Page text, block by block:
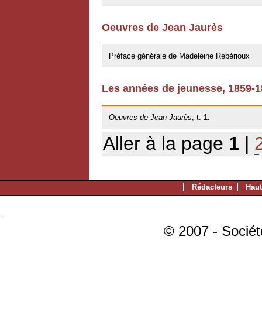
Oeuvres de Jean Jaurès
Préface générale de Madeleine Rebérioux
Les années de jeunesse, 1859-
Oeuvres de Jean Jaurès , t. 1.
Aller à la page 1 |
Rédacteurs
© 2007 -